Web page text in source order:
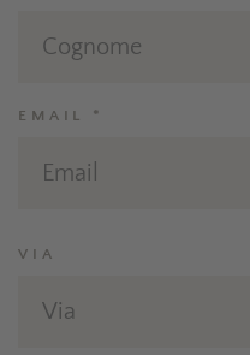
EMAIL *
VIA